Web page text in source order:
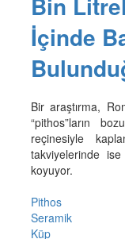
İçinde
Bir araştırma,
“pithos”ların
reçinesiyle
takviyelerinde ise
koyuyor.
Pithos
Seramik
Küp